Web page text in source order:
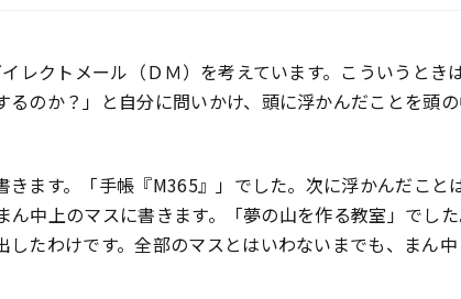
レクトメール（ＤＭ）を考えています。こういうとき
のか？」と自分に問いかけ、頭に浮かんだことを頭
ます。「手帳『M365』」でした。次に浮かんだこと
ん中上のマスに書きます。「夢の山を作る教室」でし
たわけです。全部のマスとはいわないまでも、まん